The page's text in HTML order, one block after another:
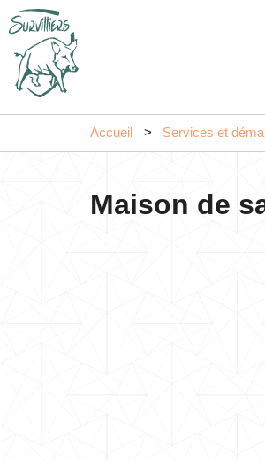
Accueil Services et
Maison de